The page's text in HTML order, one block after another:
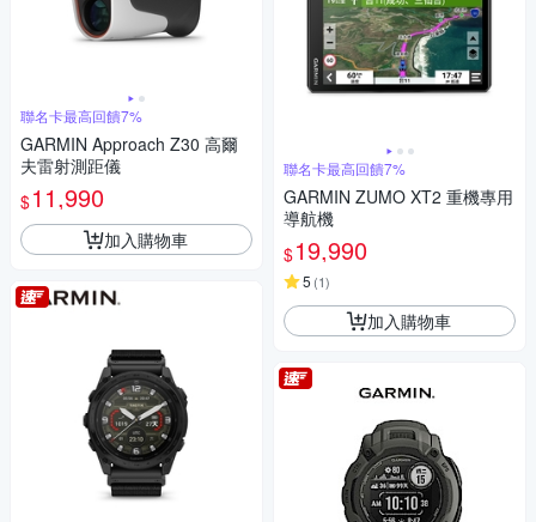
聯名卡最高回饋7%
GARMIN Approach Z30 高爾
夫雷射測距儀
$11,990
加入購物車
聯名卡最高回饋7%
GARMIN ZUMO XT2 重機專用
導航機
$19,990
5 (1)
加入購物車